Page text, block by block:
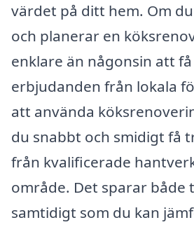
värdet på ditt hem. Om
och planerar en
enklare än någonsin att
erbjudanden från lokala
att använda
du snabbt och smidigt få
från kvalificerade
område. Det sparar både
samtidigt som du kan